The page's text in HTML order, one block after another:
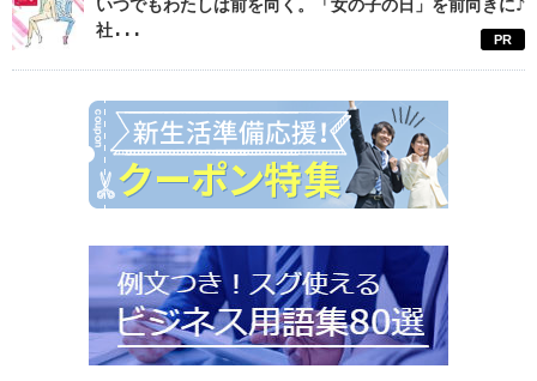
いつでもわたしは前を向く。「女の子の日」を前向きに♪
社...
PR